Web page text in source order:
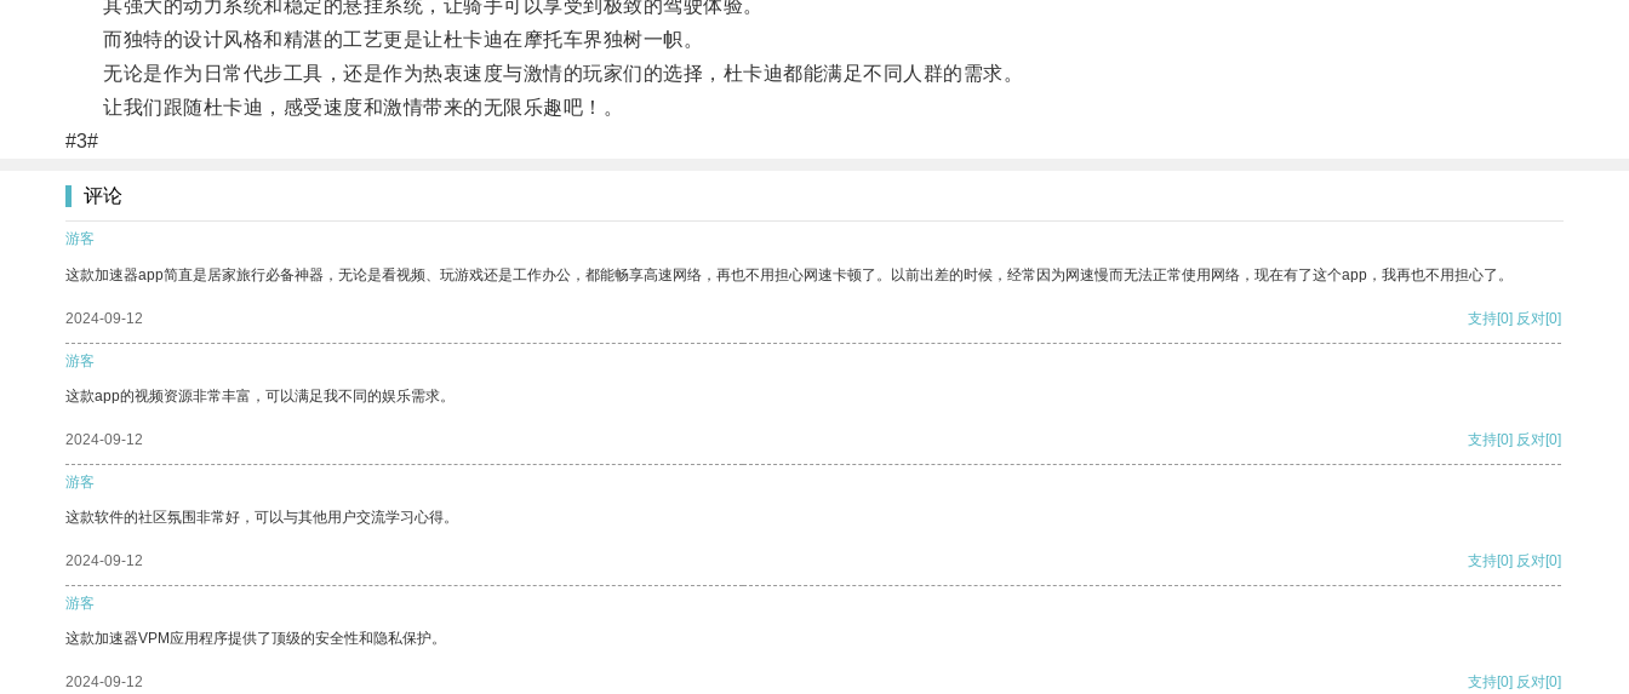
其强大的动力系统和稳定的悬挂系统，让骑手可以享受到极致的驾驶体验。
而独特的设计风格和精湛的工艺更是让杜卡迪在摩托车界独树一帜。
无论是作为日常代步工具，还是作为热衷速度与激情的玩家们的选择，杜卡迪都能满足不同人群的需求。
让我们跟随杜卡迪，感受速度和激情带来的无限乐趣吧！。
#3#
评论
游客
这款加速器app简直是居家旅行必备神器，无论是看视频、玩游戏还是工作办公，都能畅享高速网络，再也不用担心网速卡顿了。以前出差的时候，经常因为网速慢而无法正常使用网络，现在有了这个app，我再也不用担心了。
2024-09-12 支持[0] 反对[0]
游客
这款app的视频资源非常丰富，可以满足我不同的娱乐需求。
2024-09-12 支持[0] 反对[0]
游客
这款软件的社区氛围非常好，可以与其他用户交流学习心得。
2024-09-12 支持[0] 反对[0]
游客
这款加速器VPM应用程序提供了顶级的安全性和隐私保护。
2024-09-12 支持[0] 反对[0]